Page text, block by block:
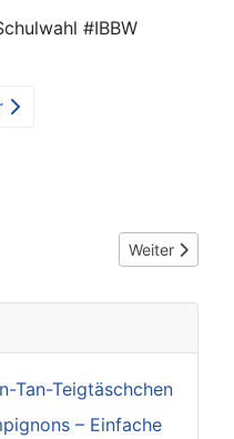
#IBBW
80 Millionen Euro in
Nächster
Weiter
Tan-Teigtäschchen
– Einfache